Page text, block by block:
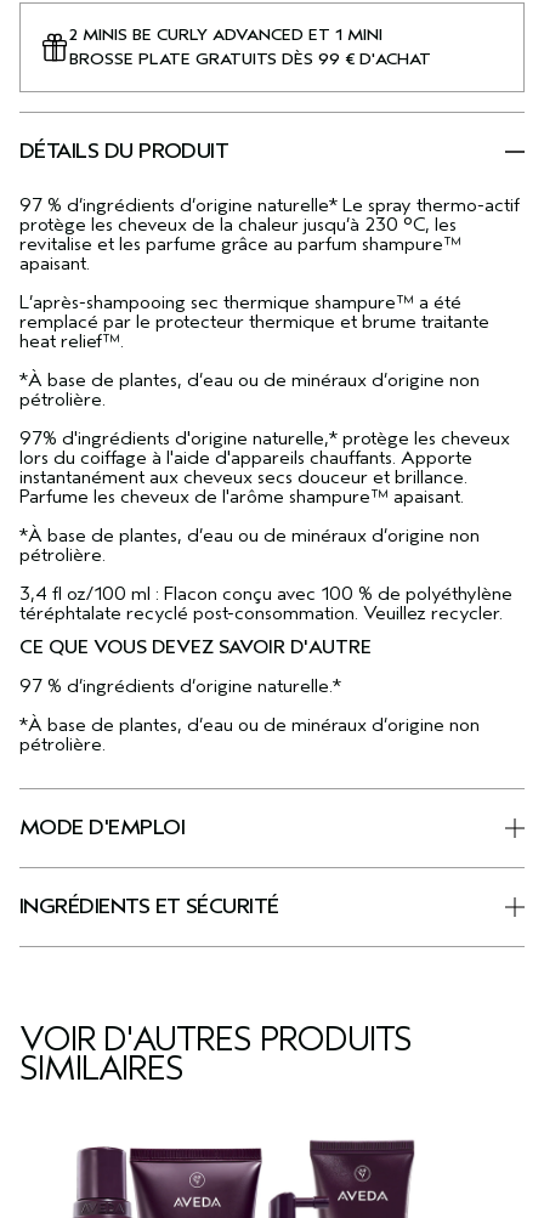
2 MINIS BE CURLY ADVANCED ET 1 MINI
BROSSE PLATE GRATUITS DÈS 99 € D'ACHAT
DÉTAILS DU PRODUIT
97 % d’ingrédients d’origine naturelle* Le spray thermo-actif
protège les cheveux de la chaleur jusqu’à 230 °C, les
revitalise et les parfume grâce au parfum shampure™
apaisant.
L’après-shampooing sec thermique shampure™ a été
remplacé par le protecteur thermique et brume traitante
heat relief™.
*À base de plantes, d’eau ou de minéraux d’origine non
pétrolière.
97% d'ingrédients d'origine naturelle,* protège les cheveux
lors du coiffage à l'aide d'appareils chauffants. Apporte
instantanément aux cheveux secs douceur et brillance.
Parfume les cheveux de l'arôme shampure™ apaisant.
*À base de plantes, d’eau ou de minéraux d’origine non
pétrolière.
3,4 fl oz/100 ml : Flacon conçu avec 100 % de polyéthylène
téréphtalate recyclé post-consommation. Veuillez recycler.
CE QUE VOUS DEVEZ SAVOIR D'AUTRE
97 % d’ingrédients d’origine naturelle.*
*À base de plantes, d’eau ou de minéraux d’origine non
pétrolière.
MODE D'EMPLOI
INGRÉDIENTS ET SÉCURITÉ
VOIR D'AUTRES PRODUITS
SIMILAIRES